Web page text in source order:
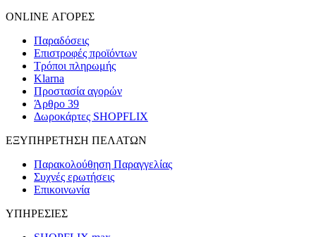
ONLINE ΑΓΟΡΕΣ
Παραδόσεις
Επιστροφές προϊόντων
Τρόποι πληρωμής
Klarna
Προστασία αγορών
Άρθρο 39
Δωροκάρτες SHOPFLIX
ΕΞΥΠΗΡΕΤΗΣΗ ΠΕΛΑΤΩΝ
Παρακολούθηση Παραγγελίας
Συχνές ερωτήσεις
Επικοινωνία
ΥΠΗΡΕΣΙΕΣ